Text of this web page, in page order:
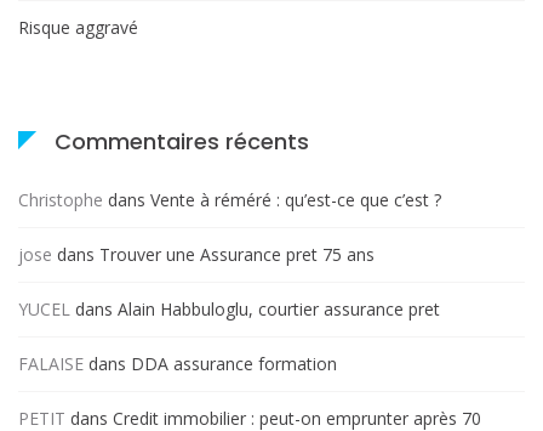
Risque aggravé
Commentaires récents
Christophe dans Vente à réméré : qu’est-ce que c’est ?
jose dans Trouver une Assurance pret 75 ans
YUCEL dans Alain Habbuloglu, courtier assurance pret
FALAISE dans DDA assurance formation
PETIT dans Credit immobilier : peut-on emprunter après 70